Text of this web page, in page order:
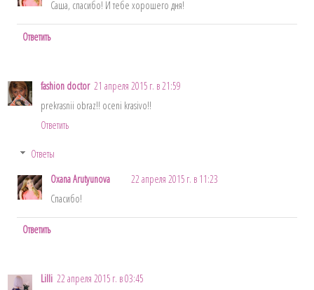
Саша, спасибо! И тебе хорошего дня!
Ответить
fashion doctor 21 апреля 2015 г. в 21:59
prekrasnii obraz!! oceni krasivo!!
Ответить
Ответы
Oxana Arutyunova
22 апреля 2015 г. в 11:23
Спасибо!
Ответить
Lilli 22 апреля 2015 г. в 03:45